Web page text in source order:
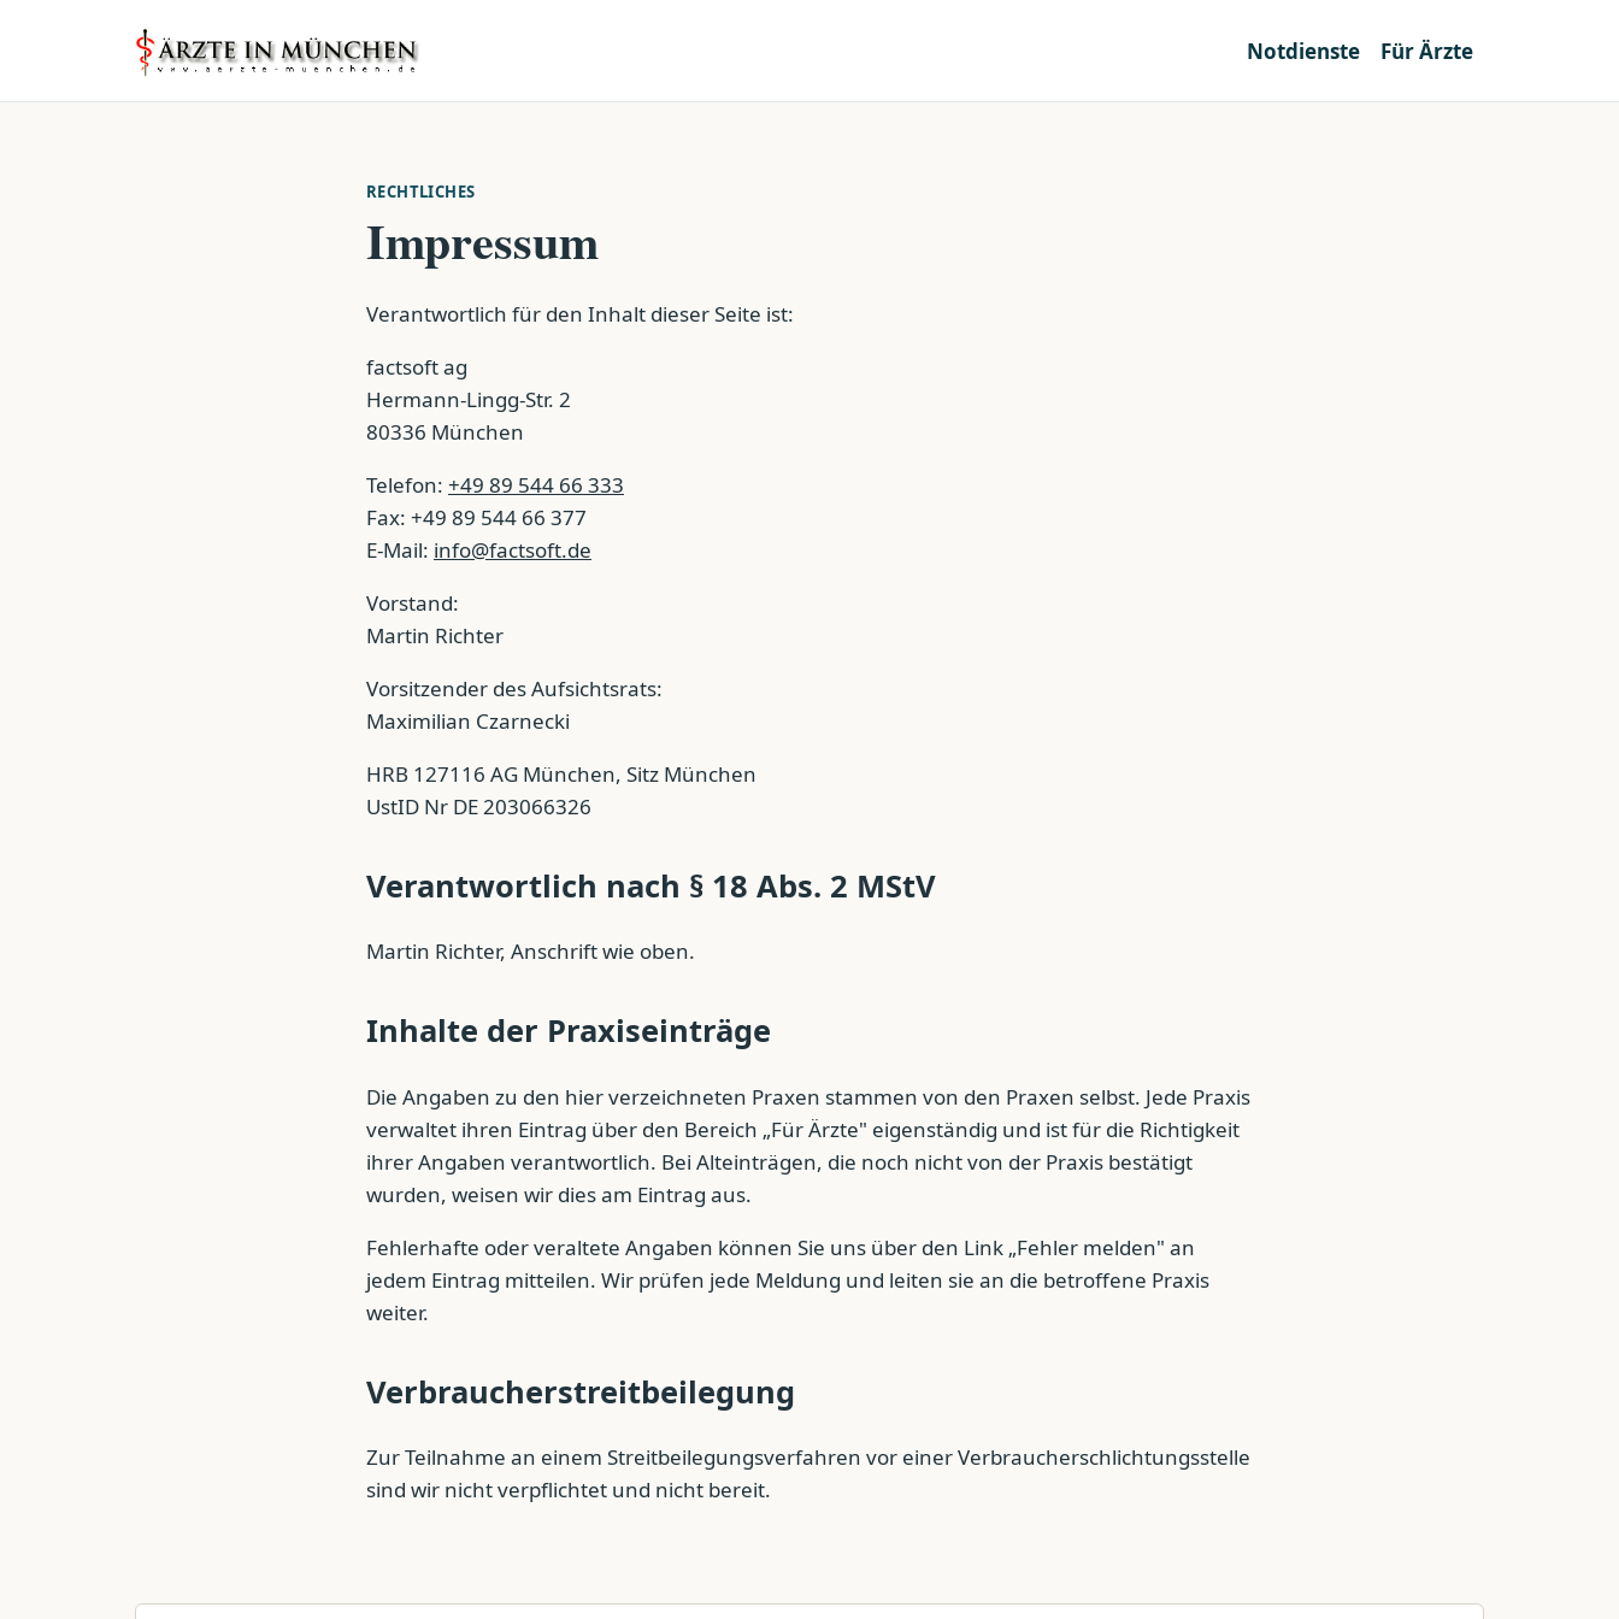
Notdienste Für Ärzte
RECHTLICHES
Impressum
Verantwortlich für den Inhalt dieser Seite ist:
factsoft ag
Hermann-Lingg-Str. 2
80336 München
Telefon: +49 89 544 66 333
Fax: +49 89 544 66 377
E-Mail: info@factsoft.de
Vorstand:
Martin Richter
Vorsitzender des Aufsichtsrats:
Maximilian Czarnecki
HRB 127116 AG München, Sitz München
UstID Nr DE 203066326
Verantwortlich nach § 18 Abs. 2 MStV
Martin Richter, Anschrift wie oben.
Inhalte der Praxiseinträge
Die Angaben zu den hier verzeichneten Praxen stammen von den Praxen selbst. Jede Praxis
verwaltet ihren Eintrag über den Bereich „Für Ärzte" eigenständig und ist für die Richtigkeit
ihrer Angaben verantwortlich. Bei Alteinträgen, die noch nicht von der Praxis bestätigt
wurden, weisen wir dies am Eintrag aus.
Fehlerhafte oder veraltete Angaben können Sie uns über den Link „Fehler melden" an
jedem Eintrag mitteilen. Wir prüfen jede Meldung und leiten sie an die betroffene Praxis
weiter.
Verbraucherstreitbeilegung
Zur Teilnahme an einem Streitbeilegungsverfahren vor einer Verbraucherschlichtungsstelle
sind wir nicht verpflichtet und nicht bereit.